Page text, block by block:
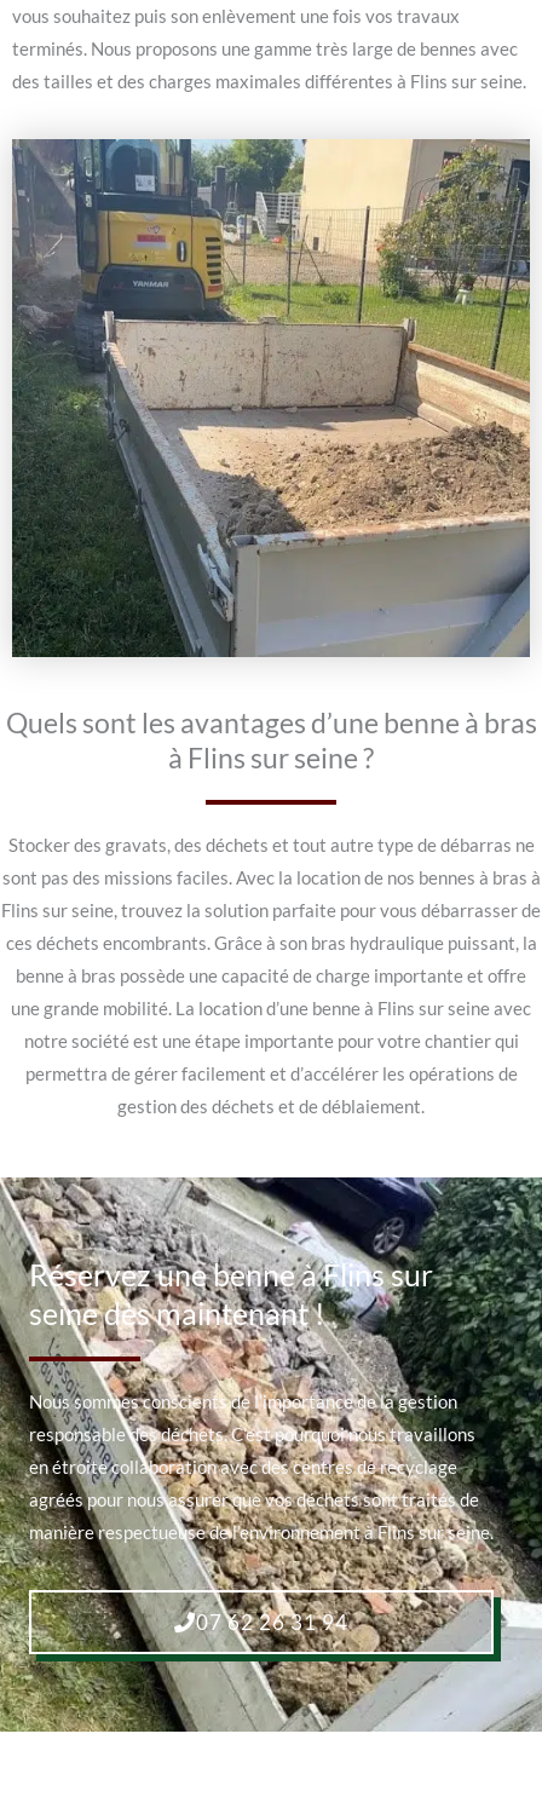
vous souhaitez puis son enlèvement une fois vos travaux
terminés. Nous proposons une gamme très large de bennes avec
des tailles et des charges maximales différentes à Flins sur seine.
Quels sont les avantages d’une benne à bras
à Flins sur seine ?
Stocker des gravats, des déchets et tout autre type de débarras ne
sont pas des missions faciles. Avec la location de nos bennes à bras à
Flins sur seine, trouvez la solution parfaite pour vous débarrasser de
ces déchets encombrants. Grâce à son bras hydraulique puissant, la
benne à bras possède une capacité de charge importante et offre
une grande mobilité. La location d’une benne à Flins sur seine avec
notre société est une étape importante pour votre chantier qui
permettra de gérer facilement et d’accélérer les opérations de
gestion des déchets et de déblaiement.
Réservez une benne à Flins sur
seine dès maintenant !
Nous sommes conscients de l’importance de la gestion
responsable des déchets. C’est pourquoi nous travaillons
en étroite collaboration avec des centres de recyclage
agréés pour nous assurer que vos déchets sont traités de
manière respectueuse de l’environnement à Flins sur seine.
07 62 26 31 94